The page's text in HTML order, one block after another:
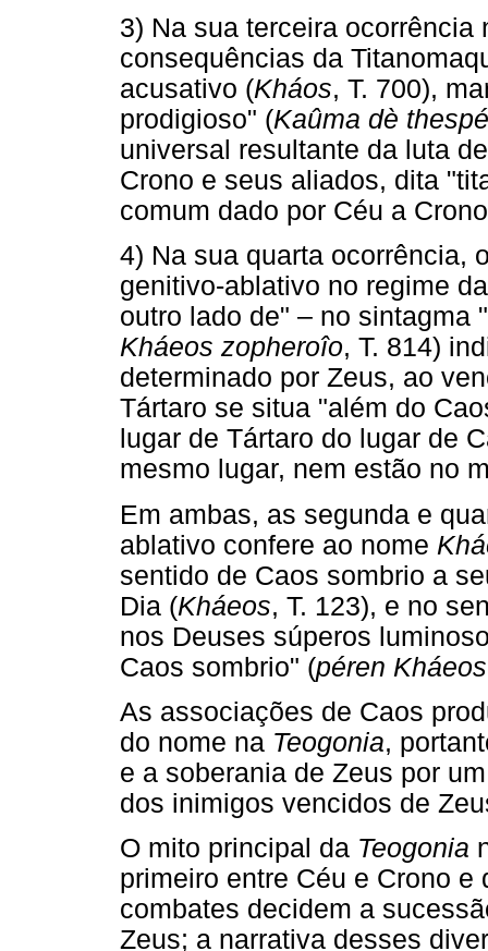
3) Na sua terceira ocorrência
consequências da
acusativo (Kháos, T. 700),
prodigioso" (Kaûma dè
universal resultante da luta
Crono e seus aliados, dita
comum dado por Céu a
4) Na sua quarta ocorrência,
genitivo-ablativo no regime
outro lado de" – no sintagma
Kháeos zopheroîo, T. 814)
determinado por Zeus, ao
Tártaro se situa "além do
lugar de Tártaro do lugar de
mesmo lugar, nem estão no
Em ambas, as segunda e
ablativo confere ao nome
sentido de Caos sombrio a
Dia (Kháeos, T. 123), e no
nos Deuses súperos
Caos sombrio" (péren
As associações de Caos
do nome na Teogonia,
e a soberania de Zeus por
dos inimigos vencidos de
O mito principal da Teogonia
primeiro entre Céu e Crono
combates decidem a
Zeus; a narrativa desses